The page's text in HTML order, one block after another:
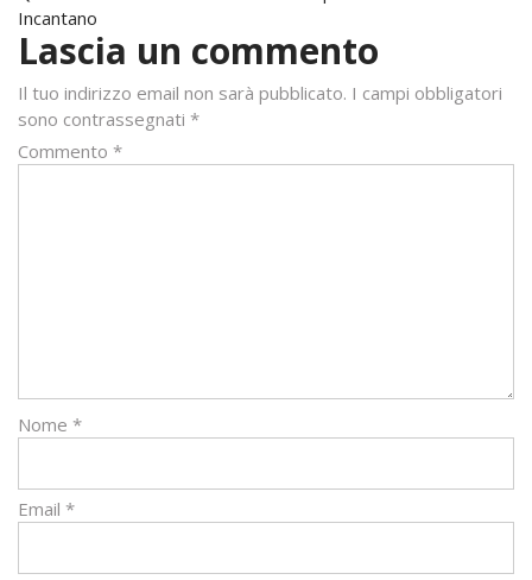
articoli
Incantano
Lascia un commento
Il tuo indirizzo email non sarà pubblicato. I campi obbligatori
sono contrassegnati *
Commento *
Nome *
Email *